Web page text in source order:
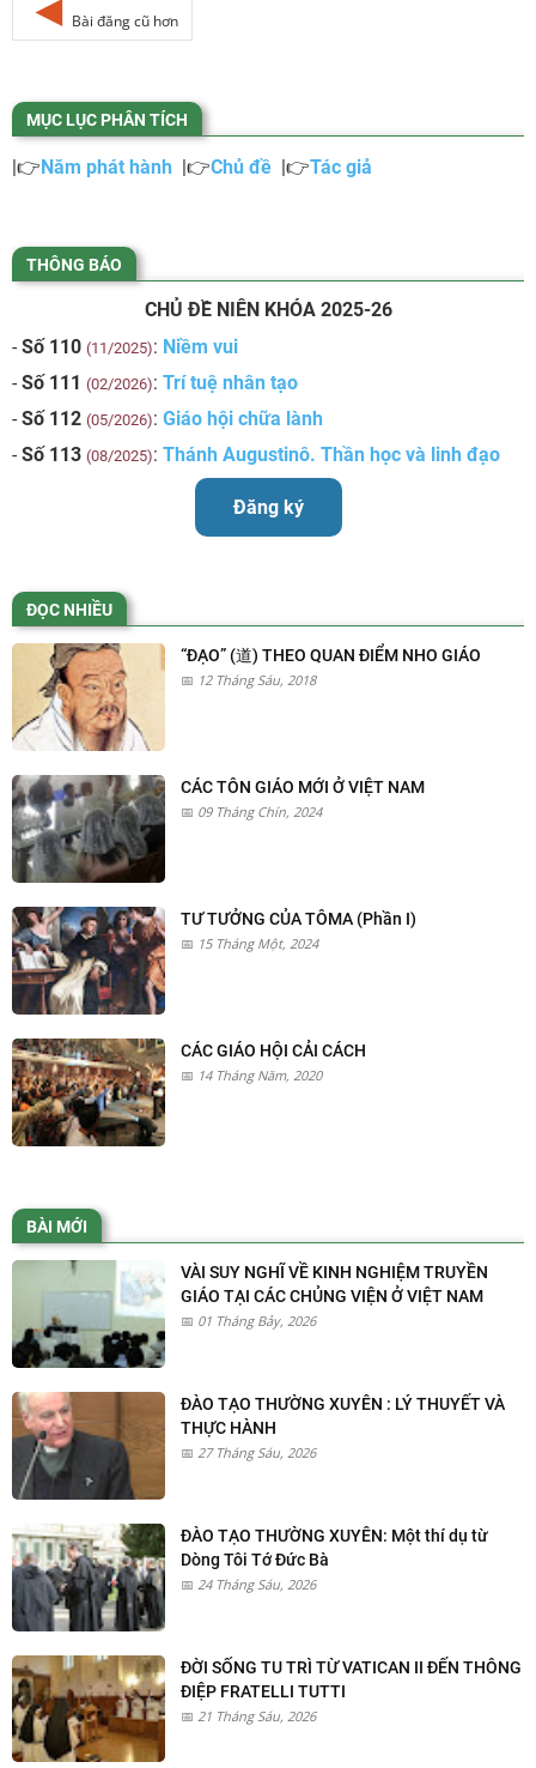
Bài đăng cũ hơn
MỤC LỤC PHÂN TÍCH
|👉 Năm phát hành |👉Chủ đề |👉Tác giả
THÔNG BÁO
CHỦ ĐỀ NIÊN KHÓA 2025-26
- Số 110 (11/2025): Niềm vui
- Số 111 (02/2026): Trí tuệ nhân tạo
- Số 112 (05/2026): Giáo hội chữa lành
- Số 113 (08/2025): Thánh Augustinô. Thần học và linh đạo
Đăng ký
ĐỌC NHIỀU
“ĐẠO” (道) THEO QUAN ĐIỂM NHO GIÁO
12 Tháng Sáu, 2018
CÁC TÔN GIÁO MỚI Ở VIỆT NAM
09 Tháng Chín, 2024
TƯ TƯỞNG CỦA TÔMA (Phần I)
15 Tháng Một, 2024
CÁC GIÁO HỘI CẢI CÁCH
14 Tháng Năm, 2020
BÀI MỚI
VÀI SUY NGHĨ VỀ KINH NGHIỆM TRUYỀN
GIÁO TẠI CÁC CHỦNG VIỆN Ở VIỆT NAM
01 Tháng Bảy, 2026
ĐÀO TẠO THƯỜNG XUYÊN : LÝ THUYẾT VÀ
THỰC HÀNH
27 Tháng Sáu, 2026
ĐÀO TẠO THƯỜNG XUYÊN: Một thí dụ từ
Dòng Tôi Tớ Đức Bà
24 Tháng Sáu, 2026
ĐỜI SỐNG TU TRÌ TỪ VATICAN II ĐẾN THÔNG
ĐIỆP FRATELLI TUTTI
21 Tháng Sáu, 2026